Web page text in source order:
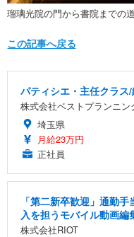
瑠璃光院の門から書院までの
この記事へ戻る
パティシエ・主任クラス
株式会社ベストプランニン
埼玉県
月給23万円
正社員
「第二新卒歓迎」通勤
入を担うモバイル動画編
株式会社RIOT